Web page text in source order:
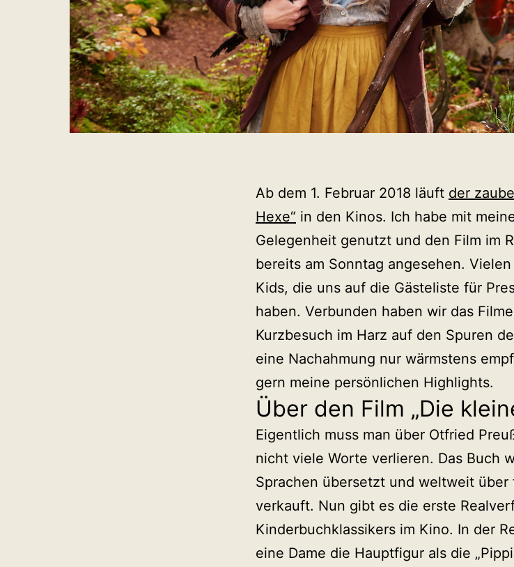
Ab dem 1. Februar 2018 läuft der
Hexe“ in den Kinos. Ich habe mit
Gelegenheit genutzt und den Film im
bereits am Sonntag angesehen.
Kids, die uns auf die Gästeliste für
haben. Verbunden haben wir das
Kurzbesuch im Harz auf den Spuren
eine Nachahmung nur wärmstens
gern meine persönlichen Highlights.
Über den Film „Die
Eigentlich muss man über Otfried
nicht viele Worte verlieren. Das Buch
Sprachen übersetzt und weltweit
verkauft. Nun gibt es die erste
Kinderbuchklassikers im Kino. In der
eine Dame die Hauptfigur als die